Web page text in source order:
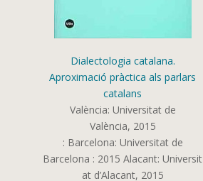
Dialectologia catalana.
Aproximació pràctica als parlars
catalans
València: Universitat de
València, 2015
: Barcelona: Universitat de
Barcelona : 2015 Alacant: Universit
at d’Alacant, 2015